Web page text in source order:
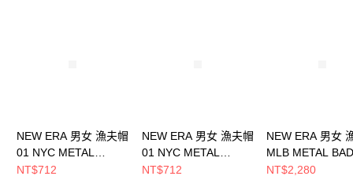
NEW ERA 男女 漁夫帽
01 NYC METAL
BADGE NEW ERA
NT$712
NEW ERA 男女 漁夫帽
01 NYC METAL
BADGE NEW ERA
NT$712
NEW ERA 男女
MLB METAL
FW25 洛杉磯道
NT$2,280